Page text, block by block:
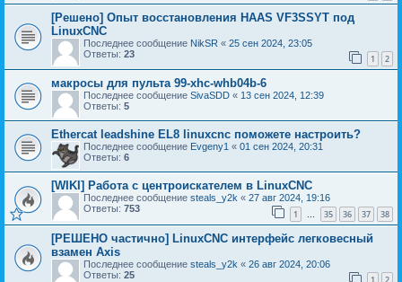
[Решено] Опыт восстановления HAAS VF3SSYT под
LinuxCNC
Последнее сообщение NikSR « 25 сен 2024, 23:05
Ответы: 23 1 2
макросы для пульта 99-xhc-whb04b-6
Последнее сообщение SivaSDD « 13 сен 2024, 12:39
Ответы: 5
Ethercat leadshine EL8 linuxcnc поможете настроить?
Последнее сообщение Evgeny1 « 01 сен 2024, 20:31
Ответы: 6
[WIKI] Работа с центроискателем в LinuxCNC
Последнее сообщение steals_y2k « 27 авг 2024, 19:16
Ответы: 753 1 … 35 36 37 38
[РЕШЕНО частично] LinuxCNC интерфейс легковесный
взамен Axis
Последнее сообщение steals_y2k « 26 авг 2024, 20:06
Ответы: 25